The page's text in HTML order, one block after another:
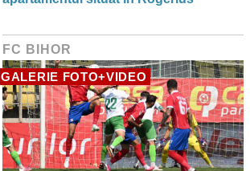
FC BIHOR
GALERIE FOTO+VIDEO